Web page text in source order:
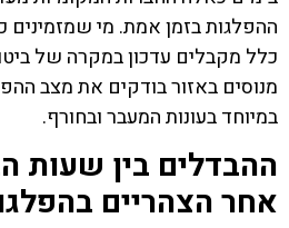
ההפלגות בזמן אמת. מי
כלל מקבלים עדכון במקרה של
מנוסים באזור בודקים את מצב
במיוחד בעונות המעבר ובחורף.
ההבדלים בין שעות
אחר הצהריים